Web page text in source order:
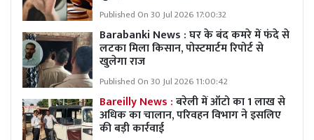
Published On 30 Jul 2026 17:00:32
Barabanki News : घर के बंद कमरे में फंदे से
लटका मिला किसान, पोस्टमार्टम रिपोर्ट से
खुलेगा राज
Published On 30 Jul 2026 11:00:42
Bareilly News :बरेली में ऑटो का 1 लाख से
अधिक का चालान, परिवहन विभाग ने इसलिए
की बड़ी कार्रवाई